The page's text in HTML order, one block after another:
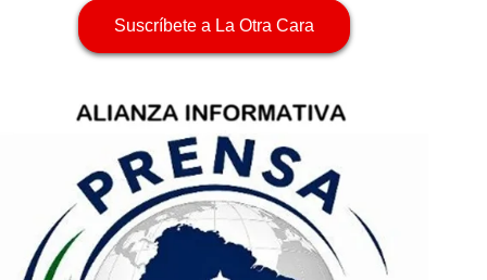
Suscríbete a La Otra Cara